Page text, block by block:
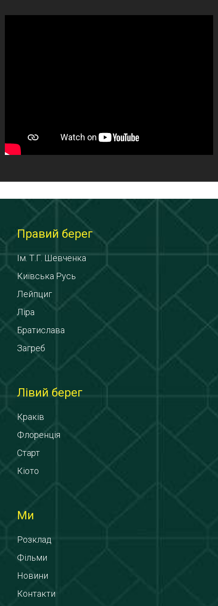
Правий берег
Ім. Т.Г. Шевченка
Київська Русь
Лейпциг
Ліра
Братислава
Загреб
Лівий берег
Краків
Флоренція
Старт
Кіото
Ми
Розклад
Фільми
Новини
Контакти